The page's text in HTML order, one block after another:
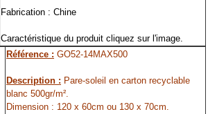
Fabrication : Chine
Caractéristique du produit cliquez sur l'image.
Référence : GO52-14MAX500
Description : Pare-soleil en carton recyclable
blanc 500gr/m².
Dimension : 120 x 60cm ou 130 x 70cm.